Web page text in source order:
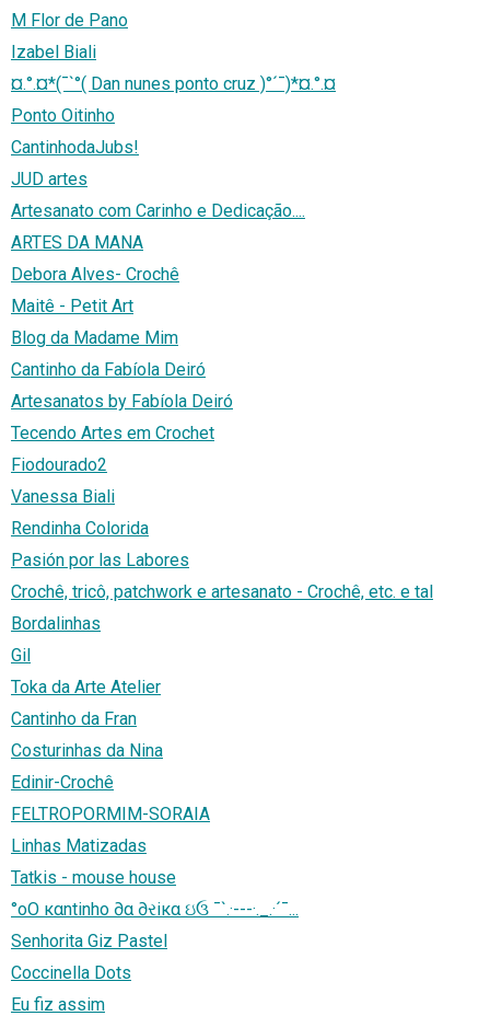
M Flor de Pano
Izabel Biali
¤.°.¤*(¯`°( Dan nunes ponto cruz )°´¯)*¤.°.¤
Ponto Oitinho
CantinhodaJubs!
JUD artes
Artesanato com Carinho e Dedicação....
ARTES DA MANA
Debora Alves- Crochê
Maitê - Petit Art
Blog da Madame Mim
Cantinho da Fabíola Deiró
Artesanatos by Fabíola Deiró
Tecendo Artes em Crochet
Fiodourado2
Vanessa Biali
Rendinha Colorida
Pasión por las Labores
Crochê, tricô, patchwork e artesanato - Crochê, etc. e tal
Bordalinhas
Gil
Toka da Arte Atelier
Cantinho da Fran
Costurinhas da Nina
Edinir-Crochê
FELTROPORMIM-SORAIA
Linhas Matizadas
Tatkis - mouse house
°oO кαntinho ∂α ∂રiкα ઇ‍ઉ ¯`.·---·._.·´¯...
Senhorita Giz Pastel
Coccinella Dots
Eu fiz assim